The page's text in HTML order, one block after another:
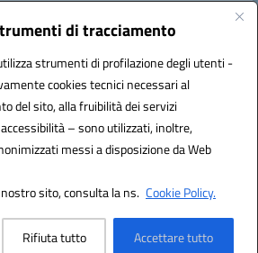
di tracciamento
strumenti di profilazione degli utenti -
cookies tecnici necessari al
del sito, alla fruibilità dei servizi
– sono utilizzati, inoltre,
messi a disposizione da Web
sito, consulta la ns. Cookie Policy.
Rifiuta tutto Accettare tutto
(SS)
(PEC):ssic820006@pec.istruzione.it
Powered by 3D Solution S.r.l.
& Design by Designers Italia